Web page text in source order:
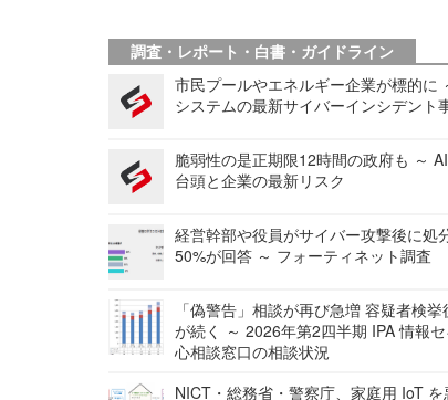
調査・レポート・白書・ガイドライン
市民プールやエネルギー企業が標的に
システムの最新サイバーインシデント
脆弱性の是正期限12時間の政府も ～
台頭と企業の最新リスク
経営幹部や役員がサイバー攻撃後に処
50%が回答 ～ フォーティネット調査
「偽警告」相談が再び急増 容疑者検
が続く ～ 2026年第2四半期 IPA 情報
心相談窓口の相談状況
NICT・総務省・警察庁、家庭用 IoT